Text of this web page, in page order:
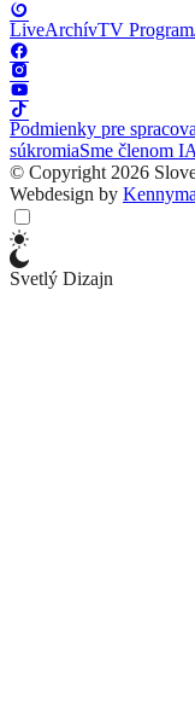
LiveArchívTV Program
Podmienky pre
súkromiaSme členom
© Copyright 2026
Webdesign by
Svetlý Dizajn